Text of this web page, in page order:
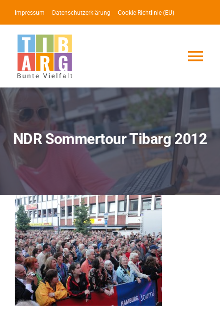
Inhalt
springen
Impressum Datenschutzerklärung Cookie-Richtlinie (EU)
Lotse
Service
Events
Impressionen
Über uns
SUCHE
NACH:
NDR Sommertour Tibarg 2012